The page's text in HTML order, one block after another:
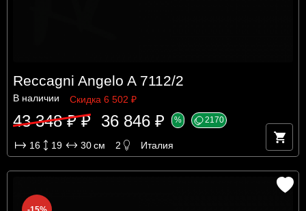
Reccagni Angelo A 7112/2
В наличии Скидка 6 502 ₽
43 348 ₽ ₽ 36 846 ₽ % 2170
16 19 30см 2 Италия